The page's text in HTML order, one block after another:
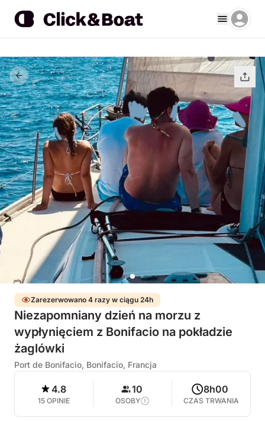
Zarezerwowano 4 razy w ciągu 24h
Niezapomniany dzień na morzu z
wypłynięciem z Bonifacio na pokładzie
żaglówki
Port de Bonifacio, Bonifacio, Francja
4.8
15 OPINIE
10
OSOBY
8h00
CZAS TRWANIA